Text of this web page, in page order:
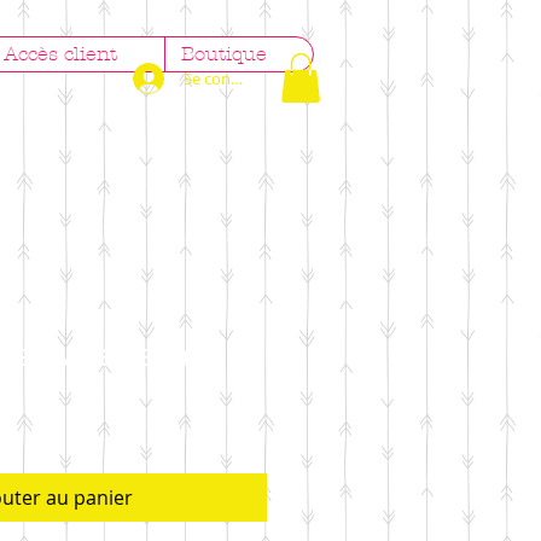
Accès client Boutique
Se connecter
Naissance
Prix
promotionnel
au panier